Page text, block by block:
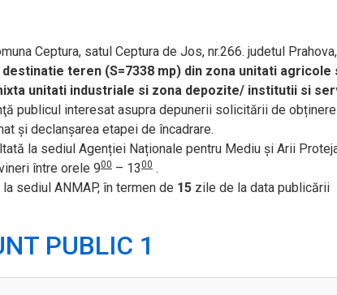
Ceptura, satul Ceptura de Jos, nr.266. judetul
teren (S=7338 mp) din zona unitati agricole
unitati industriale si zona depozite/ institutii si
publicul interesat asupra depunerii solicitării de obținere
și declanșarea etapei de încadrare.
la sediul Agenției Naționale pentru Mediu și Arii
între orele 900 – 1300 .
sediul ANMAP, în termen de 15 zile de la data publicării
PUBLIC 1